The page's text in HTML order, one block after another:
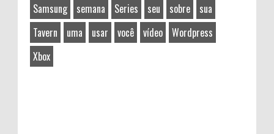
Samsung
semana Series seu sobre
sua
Tavern
uma usar você vídeo
Wordpress
Xbox